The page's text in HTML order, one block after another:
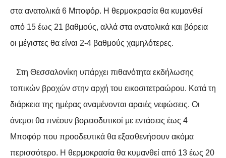
στα ανατολικά 6 Μποφόρ. Η θερμοκρασία θα κυμανθεί
από 15 έως 21 βαθμούς, αλλά στα ανατολικά και βόρεια
οι μέγιστες θα είναι 2-4 βαθμούς χαμηλότερες.
Στη Θεσσαλονίκη υπάρχει πιθανότητα εκδήλωσης
τοπικών βροχών στην αρχή του εικοσιτετραώρου. Κατά τη
διάρκεια της ημέρας αναμένονται αραιές νεφώσεις. Οι
άνεμοι θα πνέουν βορειοδυτικοί με εντάσεις έως 4
Μποφόρ που προοδευτικά θα εξασθενήσουν ακόμα
περισσότερο. Η θερμοκρασία θα κυμανθεί από 13 έως 20